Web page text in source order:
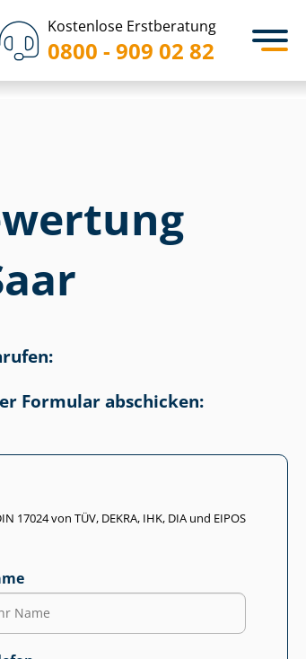
Kostenlose Erstberatung
0800 - 909 02 82
Formular abschicken:
von TÜV, DEKRA, IHK, DIA und EIPOS